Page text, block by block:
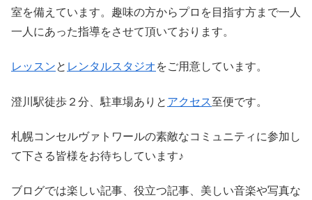
室を備えています。趣味の方からプロを目指す方まで一人
一人にあった指導をさせて頂いております。
レッスンと レンタルスタジオをご用意しています。
澄川駅徒歩２分、駐車場ありと アクセス至便です。
札幌コンセルヴァトワールの素敵なコミュニティに参加し
て下さる皆様をお待ちしています♪
ブログでは楽しい記事、役立つ記事、美しい音楽や写真な